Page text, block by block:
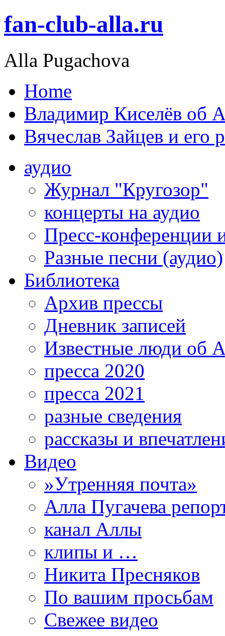
fan-club-alla.ru
Alla Pugachova
Home
Владимир Киселёв об
Вячеслав Зайцев и его
аудио
Журнал "Кругозор"
концерты на аудио
Пресс-конференции
Разные песни (аудио)
Библиотека
Архив прессы
Дневник записей
Известные люди об
пресса 2020
пресса 2021
разные сведения
рассказы и
Видео
»Утренняя почта»
Алла Пугачева
канал Аллы
клипы и …
Никита Пресняков
По вашим просьбам
Свежее видео